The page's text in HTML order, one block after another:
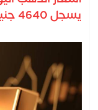
يسجل 4640 جنيها